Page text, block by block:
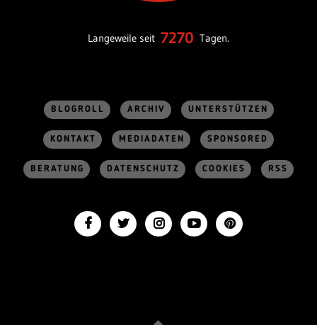
Langeweile seit 7270 Tagen.
BLOGROLL ARCHIV UNTERSTÜTZEN
KONTAKT MEDIADATEN SPONSORED
BERATUNG DATENSCHUTZ COOKIES RSS